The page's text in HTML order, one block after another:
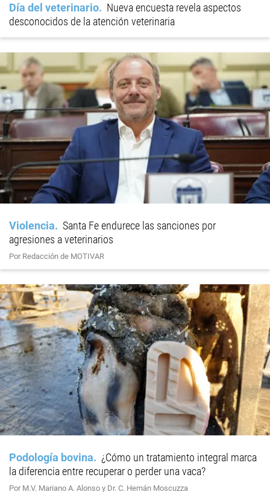
Día del veterinario
Nueva encuesta revela aspectos
desconocidos de la atención veterinaria
Violencia
Santa Fe endurece las sanciones por
agresiones a veterinarios
Por Redacción de MOTIVAR
Podología bovina
¿Cómo un tratamiento integral marca
la diferencia entre recuperar o perder una vaca?
Por M.V. Mariano A. Alonso y Dr. C. Hernán Moscuzza